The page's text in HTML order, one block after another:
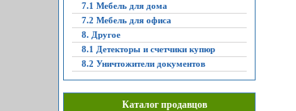
7.1 Мебель для дома
7.2 Мебель для офиса
8. Другое
8.1 Детекторы и счетчики купюр
8.2 Уничтожители документов
Каталог продавцов